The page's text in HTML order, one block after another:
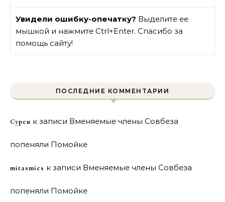
Увидели ошибку-опечатку? Выделите ее
мышкой и нажмите Ctrl+Enter. Спасибо за
помощь сайту!
ПОСЛЕДНИЕ КОММЕНТАРИИ
Сурен к записи Вменяемые члены Совбеза
попеняли Помойке
mitasmies к записи Вменяемые члены Совбеза
попеняли Помойке